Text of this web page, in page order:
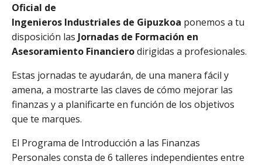
Oficial de
Ingenieros Industriales de Gipuzkoa ponemos a tu
disposición las Jornadas de Formación en
Asesoramiento Financierodirigidas a profesionales.
Estas jornadas te ayudarán, de una manera fácil y
amena, a mostrarte las claves de cómo mejorar las
finanzas y a planificarte en función de los objetivos
que te marques.
El Programa de Introducción a las Finanzas
Personales consta de 6 talleres independientes entre